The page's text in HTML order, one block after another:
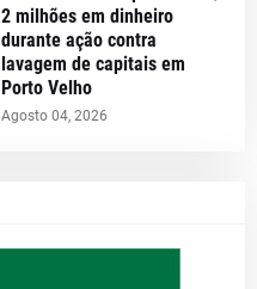
2 milhões em dinheiro
durante ação contra
lavagem de capitais em
Porto Velho
Agosto 04, 2026